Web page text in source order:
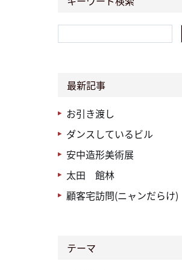
最新記事
お引き渡し
ダンスしているビル
安中造形美術展
太田 館林
顧客宅訪問(ニャンだらけ)
テーマ